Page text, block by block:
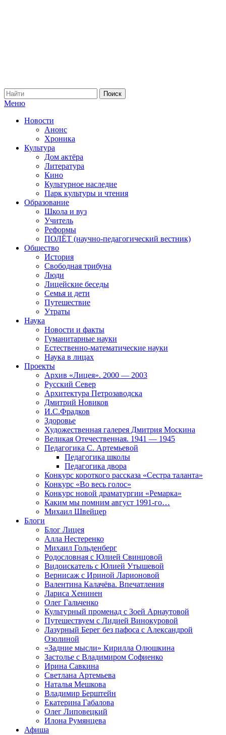
Меню
Новости
Анонс
Хроника
Культура
Дом актёра
Литература
Кино
Культурное наследие
Парк культуры и чтения
Образование
Школа и вуз
Учитель
Реформы
ПОЛЁТ (научно-педагогический вестник)
Общество
История
Свободная трибуна
Люди
Лицейские беседы
Семья и дети
Путешествие
Утраты
Наука
Новости и факты
Гуманитарные науки
Естественно-математические науки
Наука в лицах
Проекты
Архив «Лицея». 2000 — 2003
Русский Север
Архитектура Петрозаводска
Дмитрий Новиков
И.С.Фрадков
Здоровье
Художественная галерея Дмитрия Москина
Великая Отечественная. 1941 — 1945
Педагогика С. Артемьевой
Педагогика школы
Педагогика двора
Конкурс короткого рассказа «Сестра таланта»
Конкурс «Во весь голос»
Конкурс новой драматургии «Ремарка»
Каким мы помним август 1991-го…
Михаил Швейцер
Блоги
Блог Лицея
Алла Нестеренко
Михаил Гольденберг
Родословная с Юлией Свинцовой
Видоискатель с Юлией Утышевой
Вернисаж с Ириной Ларионовой
Валентина Калачёва. Впечатления
Лариса Хенинен
Олег Гальченко
Культурный променад с Зоей Арнаутовой
Путешествуем с Лидией Винокуровой
Лазурный Берег без пафоса с Александрой
Озолиной
«Задние мысли» Кирилла Олюшкина
Застолье с Владимиром Софиенко
Ирина Савкина
Светлана Артемьева
Наталья Мешкова
Владимир Берштейн
Екатерина Габалова
Олег Липовецкий
Илона Румянцева
Афиша